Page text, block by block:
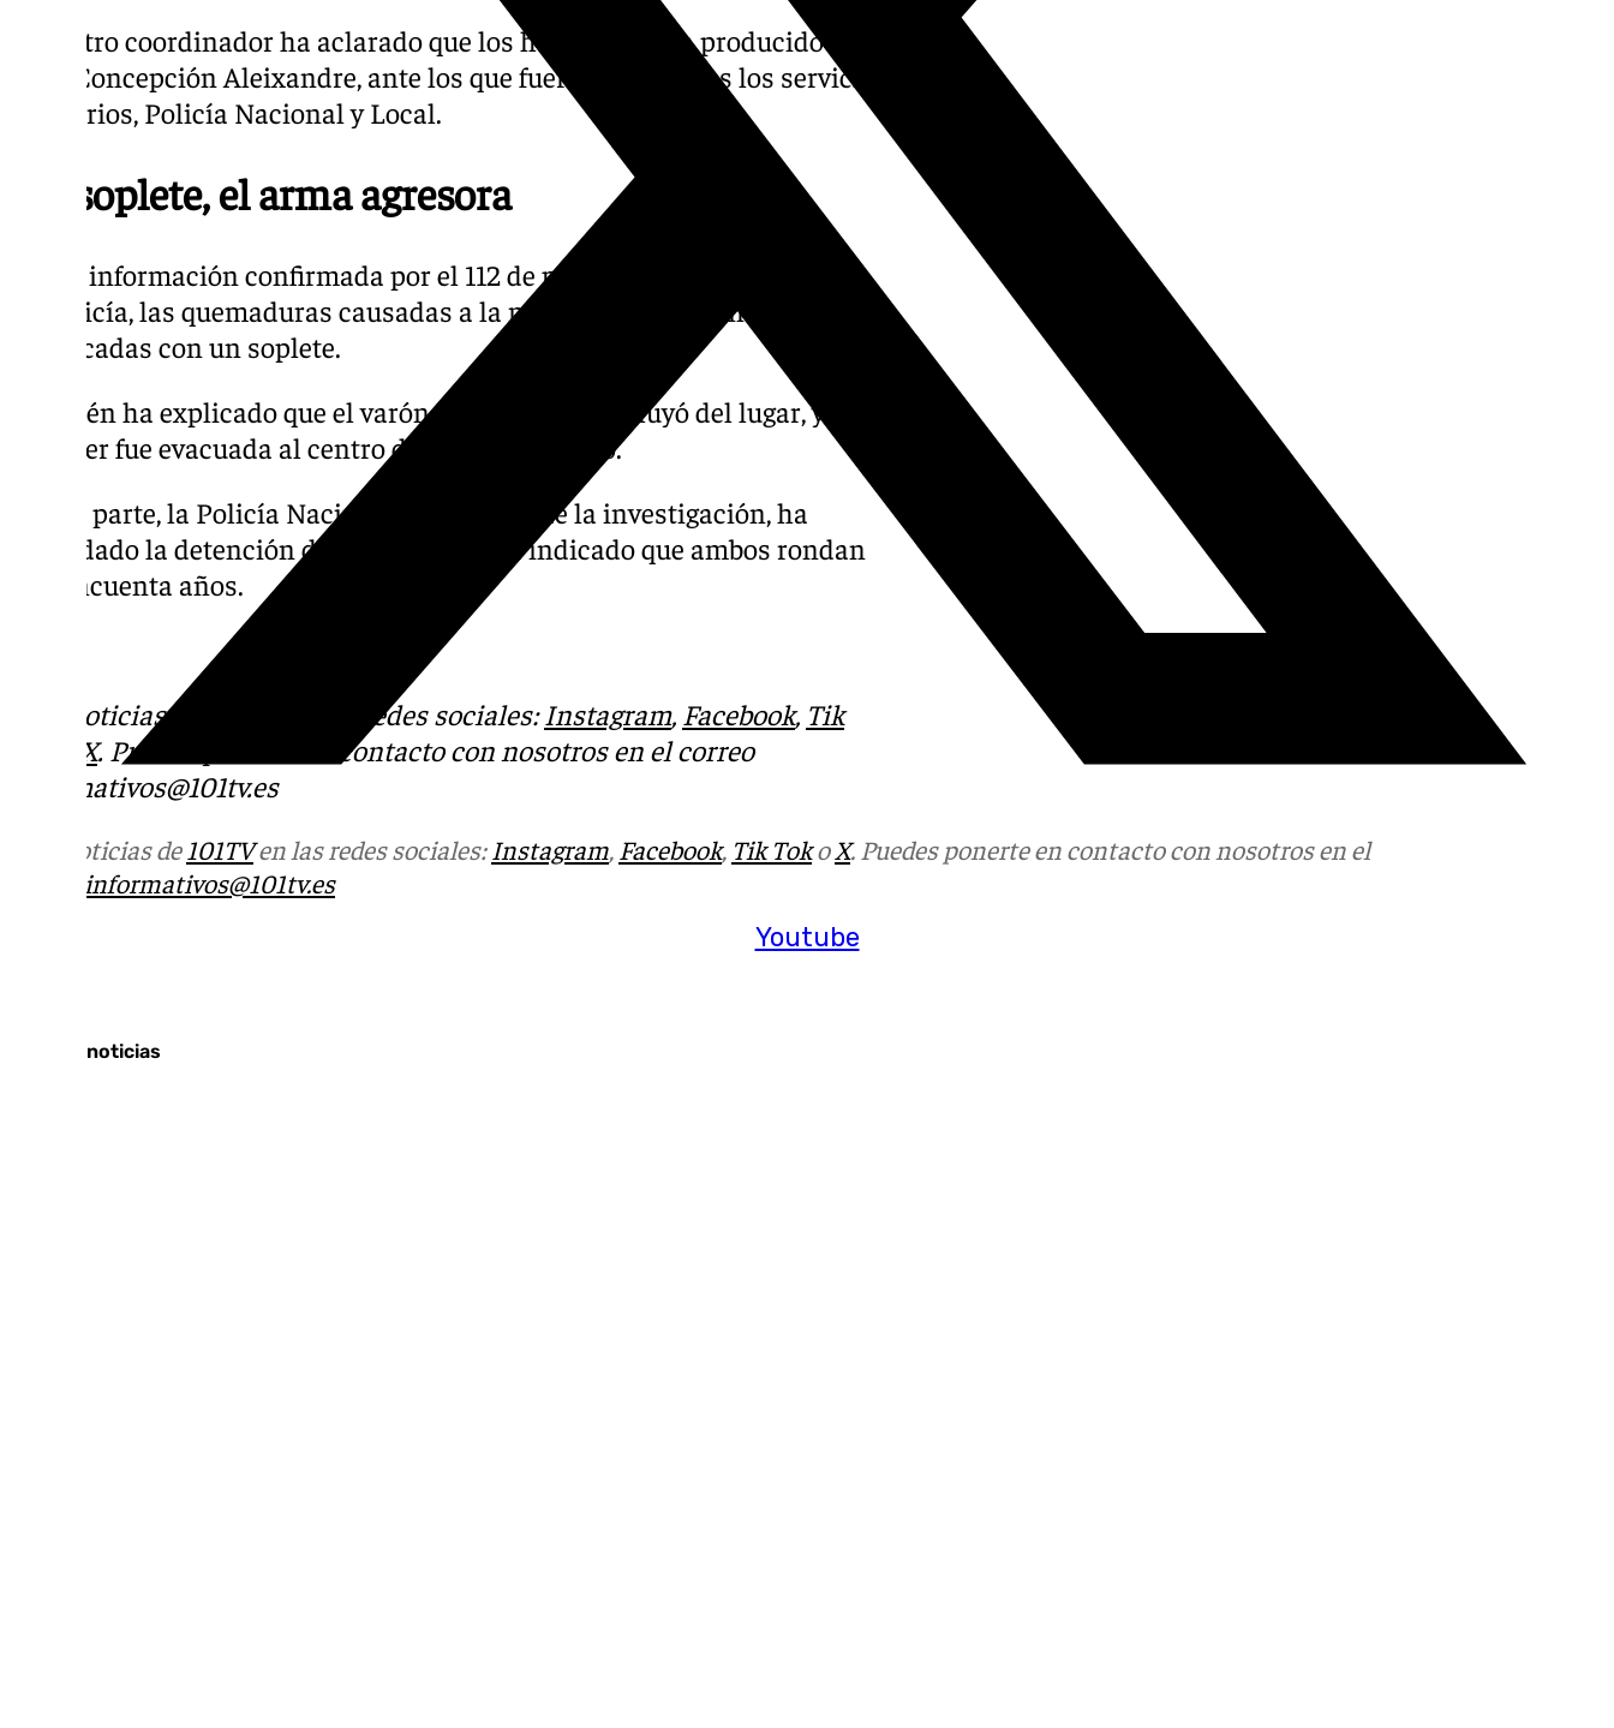
Youtube
El centro coordinador ha aclarado que los hechos se han producido en la
calle Concepción Aleixandre, ante los que fueron advertidos los servicios
sanitarios, Policía Nacional y Local.
Un soplete, el arma agresora
Según información confirmada por el 112 de parte del Cuerpo Nacional
de Policía, las quemaduras causadas a la mujer agredida han sido
practicadas con un soplete.
También ha explicado que el varón posteriormente huyó del lugar, y que
la mujer fue evacuada al centro de salud del barrio.
Por su parte, la Policía Nacional, encargada de la investigación, ha
trasladado la detención del individuo, y ha indicado que ambos rondan
los cincuenta años.
Más noticias de en las redes sociales:Instagram, Facebook, Tik
X. Puedes ponerte en contacto con nosotros en el correo
informativos@101tv.es
Más noticias de101TVen las redes sociales:Instagram, Facebook, Tik TokoX. Puedes ponerte en contacto con nosotros en el
informativos@101tv.es
Últimas noticias